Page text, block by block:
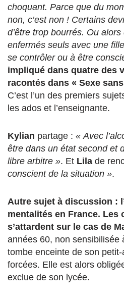
choquant. Parce que du
non, c’est non ! Certains
d’être trop bourrés. Ou alors
enfermés seuls avec une
se contrôler ou à être
impliqué dans quatre des
racontés dans « Sexe
C’est l’un des premiers
les ados et l’enseignante.
Kylian partage : « Avec
être dans un état second et
libre arbitre ». Et Lila de
conscient de la situation ».
Autre sujet à discussion :
mentalités en France. Les
s’attardent sur le cas de
années 60, non sensibilisée
tombe enceinte de son
forcées. Elle est alors
exclue de son lycée.